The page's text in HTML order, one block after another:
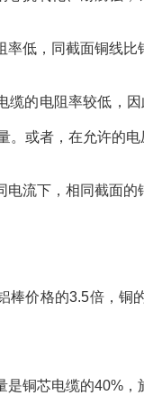
率低，同截面铜线
缆的电阻率较低，
。或者，在允许的
电流下，相同截面
棒价格的3.5倍，铜
是铜芯电缆的40%，